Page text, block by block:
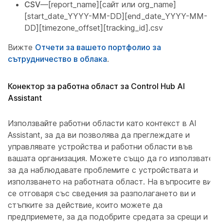
CSV—[report_name][сайт или org_name]
[start_date_YYYY-MM-DD][end_date_YYYY-MM-
DD][timezone_offset][tracking_id].csv
Вижте Отчети за вашето портфолио за
сътрудничество в облака.
Конектор за работна област за Control Hub AI
Assistant
Използвайте работни области като контекст в AI
Assistant, за да ви позволява да преглеждате и
управлявате устройства и работни области във
вашата организация. Можете също да го използвате,
за да наблюдавате проблемите с устройствата и
използването на работната област. На въпросите ви
се отговаря със сведения за разполагането ви и
стъпките за действие, които можете да
предприемете, за да подобрите средата за срещи и